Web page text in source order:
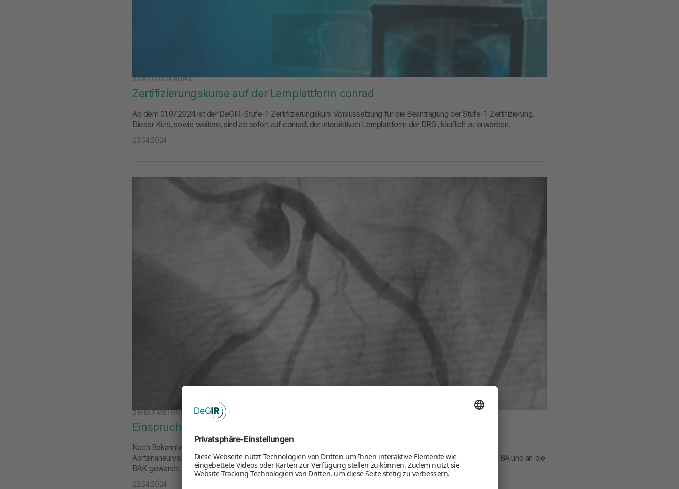
ZERTIFIZIERUNG
Zertifizierungskurse auf der Lernplattform conrad
Ab dem 01.07.2024 ist der DeGIR-Stufe-1-Zertifizierungskurs Voraussetzung für die Beantragung der Stufe-1-Zertifizierung.
Dieser Kurs, sowie weitere, sind ab sofort auf conrad, der interaktiven Lernplattform der DRG, käuflich zu erwerben.
23.04.2024
ZWEITMEINUNGSVERFAHREN
Einspruch zum Zweitmeinungsverfahren bei Aortenaneurysmen-Eingriffen
Nach Bekanntwerden des Beschlusses des G-BA zur Richtlinie zum Zweitmeinungsverfahren um Eingriffe an
Aortenaneurysmen haben sich die Präsidenten von DRG und DeGIR in einem gemeinsamen Schreiben an den G-BA und an die
BÄK gewandt. Unser Einspruch wird nach Auskunft des G-BA derzeit im zuständigen Gremium beraten.
22.04.2024